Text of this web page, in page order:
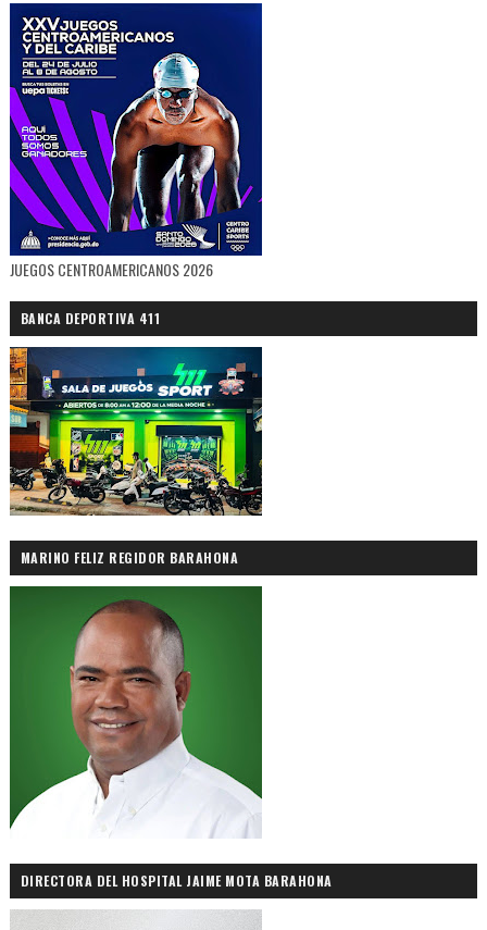
JUEGOS CENTROAMERICANOS 2026
BANCA DEPORTIVA 411
MARINO FELIZ REGIDOR BARAHONA
DIRECTORA DEL HOSPITAL JAIME MOTA BARAHONA